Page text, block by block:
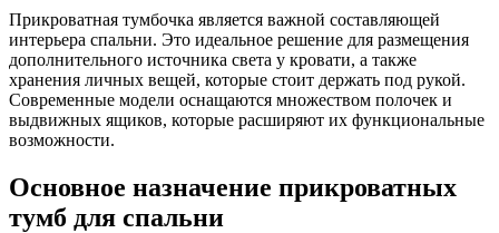
Прикроватная тумбочка является важной составляющей
интерьера спальни. Это идеальное решение для размещения
дополнительного источника света у кровати, а также
хранения личных вещей, которые стоит держать под рукой.
Современные модели оснащаются множеством полочек и
выдвижных ящиков, которые расширяют их функциональные
возможности.
Основное назначение прикроватных
тумб для спальни